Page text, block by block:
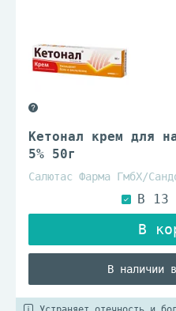
Кетонал крем для
5% 50г
Салютас Фарма ГмбХ/
В наличии